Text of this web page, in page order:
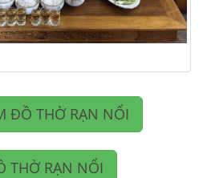
ĐỒ THỜ RẠN NỔI
THỜ RẠN NỔI